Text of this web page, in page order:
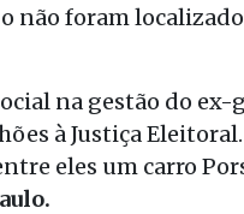
foram
na gestão do
à Justiça
eles um carro